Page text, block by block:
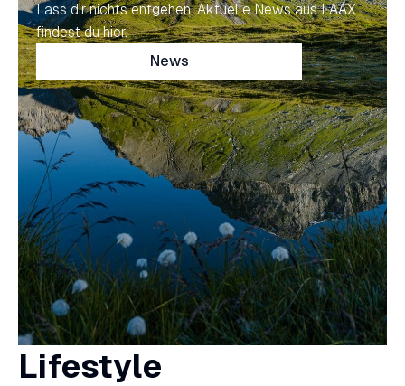
Lass dir nichts entgehen. Aktuelle News aus LAAX
findest du hier.
News
Lifestyle